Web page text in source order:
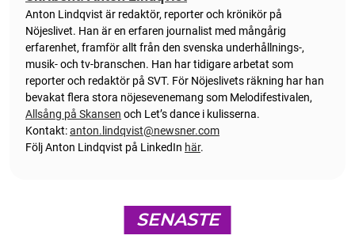
Anton Lindqvist är redaktör, reporter och krönikör på
Nöjeslivet. Han är en erfaren journalist med mångårig
erfarenhet, framför allt från den svenska underhållnings-,
musik- och tv-branschen. Han har tidigare arbetat som
reporter och redaktör på SVT. För Nöjeslivets räkning har han
bevakat flera stora nöjesevenemang som Melodifestivalen,
Allsång på Skansen och Let’s dance i kulisserna.
Kontakt:anton.lindqvist@newsner.com
Följ Anton Lindqvist på LinkedIn här.
SENASTE